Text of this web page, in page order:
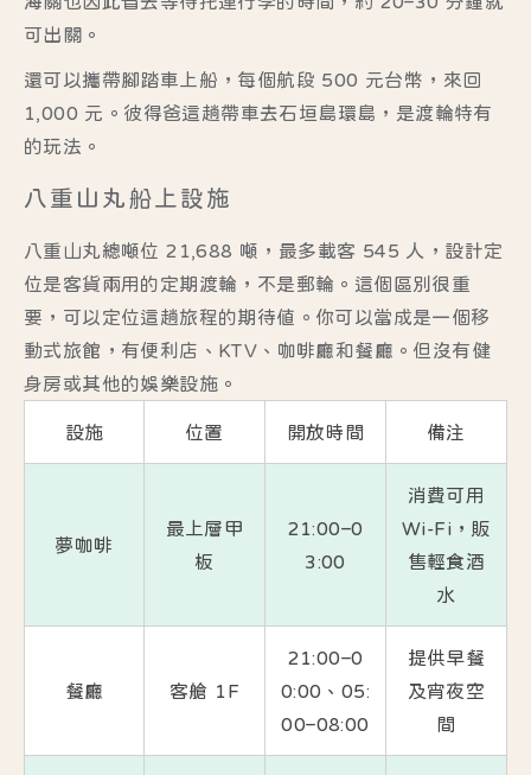
可出關。
還可以攜帶腳踏車上船，每個航段 500 元台幣，來回
1,000 元。彼得爸這趟帶車去石垣島環島，是渡輪特有
的玩法。
八重山丸船上設施
八重山丸總噸位 21,688 噸，最多載客 545 人，設計定
位是客貨兩用的定期渡輪，不是郵輪。這個區別很重
要，可以定位這趟旅程的期待值。你可以當成是一個移
動式旅館，有便利店、KTV、咖啡廳和餐廳。但沒有健
身房或其他的娛樂設施。
設施 位置 開放時間 備注
夢咖啡
最上層甲
板
21:00–0
3:00
消費可用
Wi-Fi，販
售輕食酒
水
餐廳 客艙 1F
21:00–0
0:00、05:
00–08:00
提供早餐
及宵夜空
間